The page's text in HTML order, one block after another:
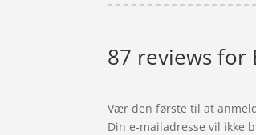
87 reviews for
Vær den første til at
Din e-mailadresse vil ikke